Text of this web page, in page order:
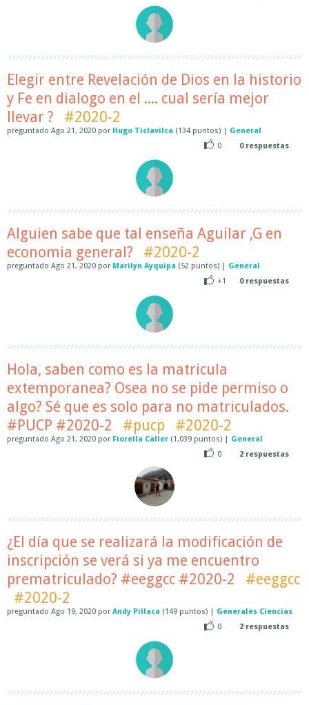
Elegir entre Revelación de Dios en la historio
y Fe en dialogo en el .... cual sería mejor
llevar ?
#2020-2
preguntado Ago 21, 2020 por Hugo Ticlavilca (134 puntos) | General
0
0respuestas
Alguien sabe que tal enseña Aguilar ,G en
economia general?
#2020-2
preguntado Ago 21, 2020 por Marilyn Ayquipa (52 puntos) | General
+1
0respuestas
Hola, saben como es la matricula
extemporanea? Osea no se pide permiso o
algo? Sé que es solo para no matriculados.
#PUCP #2020-2
#pucp #2020-2
preguntado Ago 21, 2020 por Fiorella Caller (1,039 puntos) | General
0
2 respuestas
¿El día que se realizará la modificación de
inscripción se verá si ya me encuentro
prematriculado? #eeggcc #2020-2
#eeggcc
#2020-2
preguntado Ago 19, 2020 por Andy Pillaca (149 puntos) | Generales Ciencias
0
2 respuestas